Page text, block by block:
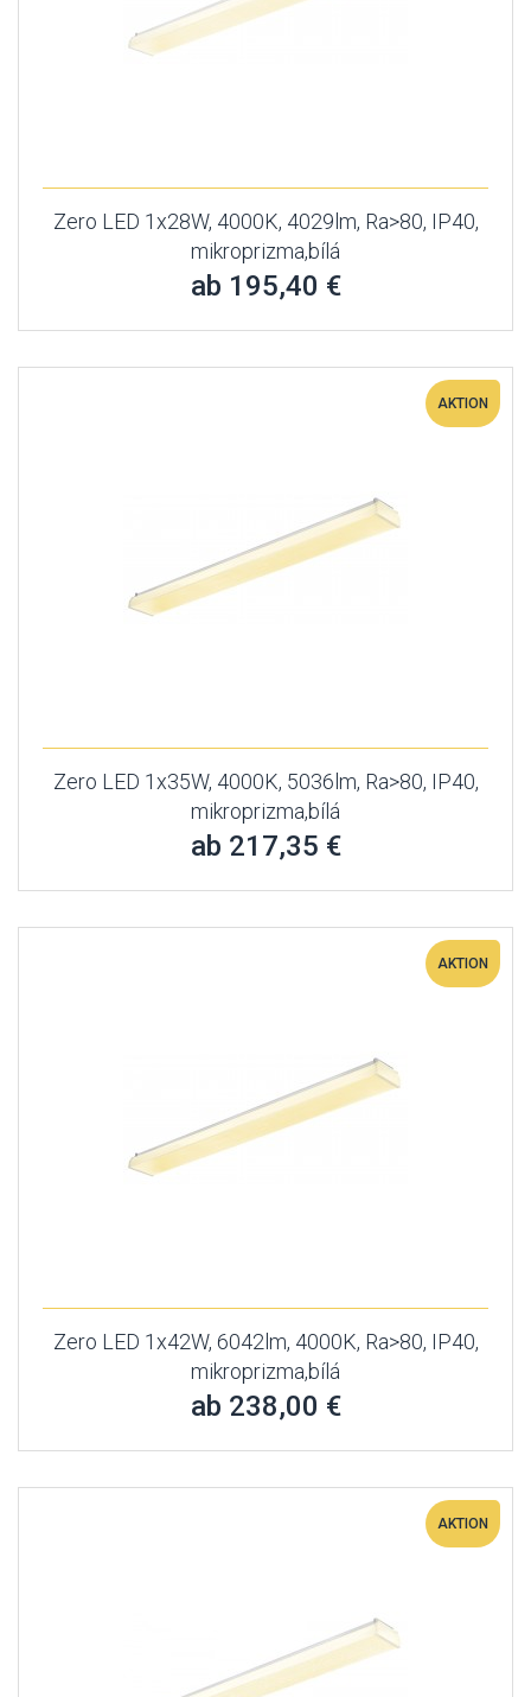
Zero LED 1x28W, 4000K, 4029lm, Ra>80, IP40,
mikroprizma,bílá
ab 195,40 €
AKTION
Zero LED 1x35W, 4000K, 5036lm, Ra>80, IP40,
mikroprizma,bílá
ab 217,35 €
AKTION
Zero LED 1x42W, 6042lm, 4000K, Ra>80, IP40,
mikroprizma,bílá
ab 238,00 €
AKTION